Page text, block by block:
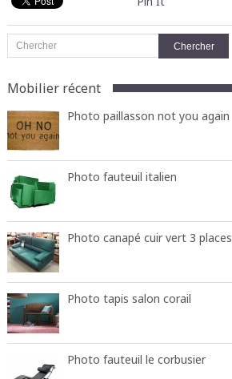
Mobilier récent
Photo paillasson not you again
Photo fauteuil italien
Photo canapé cuir vert 3 places
Photo tapis salon corail
Photo fauteuil le corbusier